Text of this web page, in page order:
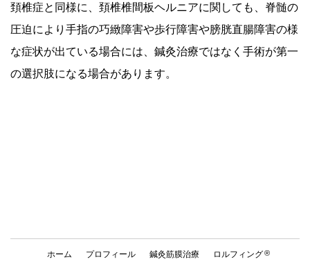
頚椎症と同様に、頚椎椎間板ヘルニアに関しても、脊髄の
圧迫により手指の巧緻障害や歩行障害や膀胱直腸障害の様
な症状が出ている場合には、鍼灸治療ではなく手術が第一
の選択肢になる場合があります。
ホーム プロフィール 鍼灸筋膜治療 ロルフィング®